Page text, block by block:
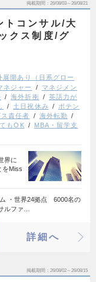
掲載期間 26/08/03～26/08/21
トコンサル/大
クス制度/グ
展開あり（日系グロー
ネジャー
マネジメン
海外折衝
英語力が
土日祝休み
ポテン
責任者
海外転勤
もOK
MBA・留学支
界に
をMiss
ム ・世界24拠点 6000名の
ルファ…
詳細へ
掲載期間 26/08/02～26/08/15